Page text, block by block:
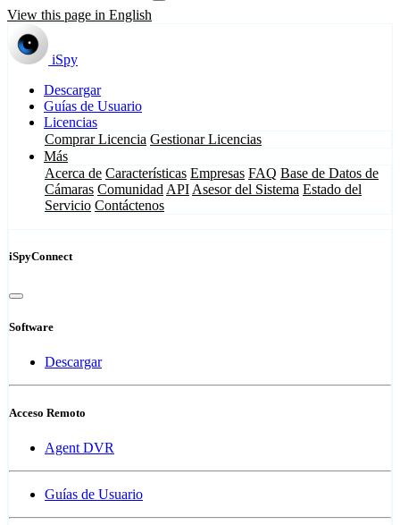
View this page in English
iSpy
Descargar
Guías de Usuario
Licencias
Comprar Licencia Gestionar Licencias
Más
Acerca de Características Empresas FAQ Base de Datos de
Cámaras Comunidad API Asesor del Sistema Estado del
Servicio Contáctenos
iSpyConnect
Software
Descargar
Acceso Remoto
Agent DVR
Guías de Usuario